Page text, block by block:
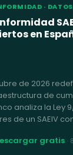
·
en
de 2026
de
analiza la Ley
de un SAEIV
gratis · 8